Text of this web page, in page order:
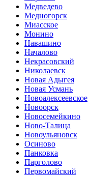
Медведево
Медногорск
Миасское
Монино
Навашино
Началово
Некрасовский
Николаевск
Новая Адыгея
Новая Усмань
Новоалексеевское
Новоорск
Новосемейкино
Ново-Талица
Новоульяновск
Осиново
Панковка
Парголово
Первомайский